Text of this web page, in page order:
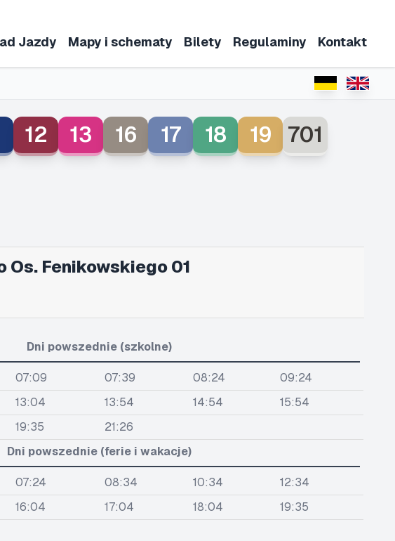
Jazdy Mapy i schematy Bilety Regulaminy Kontakt
12 13 16 17 18 19 701
Os. Fenikowskiego 01
Dni powszednie (szkolne)
07:09 07:39 08:24
09:24
13:04 13:54 14:54
15:54
19:35
21:26
Dni powszednie (ferie i wakacje)
07:24 08:34 10:34
12:34
16:04 17:04 18:04
19:35